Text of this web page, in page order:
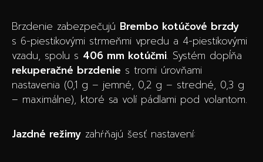
Brzdenie zabezpečujú Brembo kotúčové brzdy
s 6-piestikovými strmeňmi vpredu a 4-piestikovými
vzadu, spolu s 406 mm kotúčmi. Systém dopĺňa
rekuperačné brzdenie s tromi úrovňami
nastavenia (0,1 g – jemné, 0,2 g – stredné, 0,3 g
– maximálne), ktoré sa volí pádlami pod volantom.
Jazdné režimy zahŕňajú šesť nastavení: